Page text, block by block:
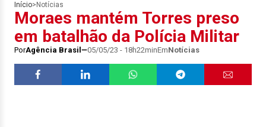
Início> Notícias
Moraes mantém Torres preso
em batalhão da Polícia Militar
PorAgência Brasil 05/05/23 - 18h22minEmNotícias